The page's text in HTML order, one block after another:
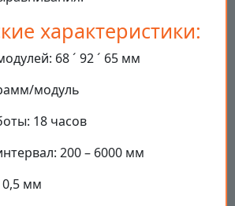
характеристики:
68 ´ 92 ´ 65 мм
модуль
18 часов
200 – 6000 мм
0,5 мм